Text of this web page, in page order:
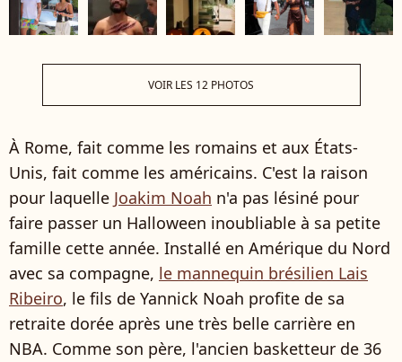
VOIR LES 12 PHOTOS
À Rome, fait comme les romains et aux États-
Unis, fait comme les américains. C'est la raison
pour laquelle Joakim Noah n'a pas lésiné pour
faire passer un Halloween inoubliable à sa petite
famille cette année. Installé en Amérique du Nord
avec sa compagne, le mannequin brésilien Lais
Ribeiro, le fils de Yannick Noah profite de sa
retraite dorée après une très belle carrière en
NBA. Comme son père, l'ancien basketteur de 36